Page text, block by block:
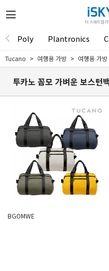
Poly Plantronics
Tucano 여행용 가방 여행용 가방
투카노 꼼모 가벼운 보스턴
BGOMWE